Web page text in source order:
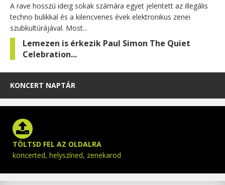
A rave hosszú ideig sokak számára egyet jelentett az illegális
techno bulikkal és a kilencvenes évek elektronikus zenei
szubkultúrájával. Most...
Lemezen is érkezik Paul Simon The Quiet
Celebration...
KONCERT NAPTÁR
TÖLTSD FEL AZ OLDALRA
koncerted, helyszíned, zenekarod